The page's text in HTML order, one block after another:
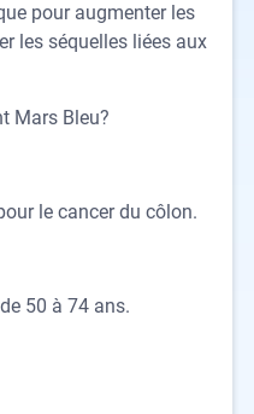
pour augmenter les
les séquelles liées aux
Mars Bleu?
le cancer du côlon.
50 à 74 ans.